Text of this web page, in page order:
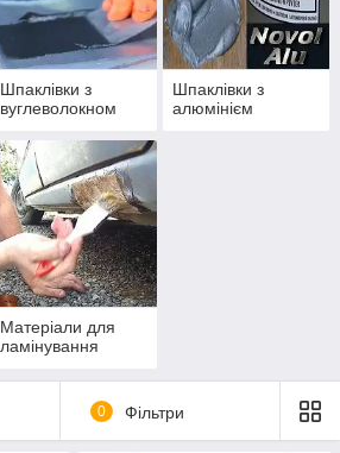
Шпаклівки з
вуглеволокном
Шпаклівки з
алюмінієм
Матеріали для
ламінування
0 Фільтри